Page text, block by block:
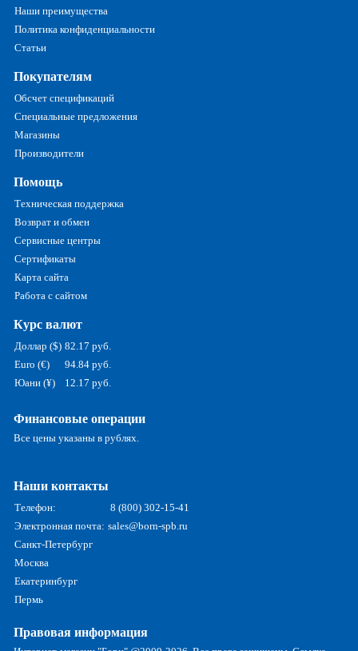
Наши преимущества
Политика конфиденциальности
Статьи
Покупателям
Обсчет спецификаций
Специальные предложения
Магазины
Производители
Помощь
Техническая поддержка
Возврат и обмен
Сервисные центры
Сертификаты
Карта сайта
Работа с сайтом
Курс валют
Доллар ($) 82.17 руб.
Euro (€)
94.84 руб.
Юани (¥)
12.17 руб.
Финансовые операции
Все цены указаны в рублях.
Наши контакты
Телефон:
8 (800) 302-15-41
Электронная почта: sales@born-spb.ru
Санкт-Петербург
Москва
Екатеринбург
Пермь
Правовая информация